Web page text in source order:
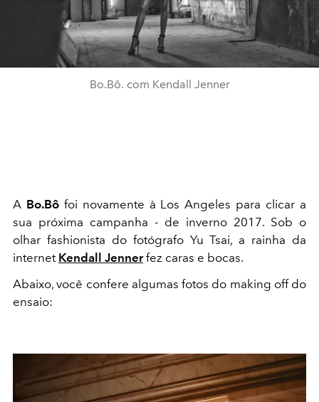
Bo.Bô. com Kendall Jenner
A Bo.Bôfoi novamente à Los Angeles para clicar a
sua próxima campanha - de inverno 2017. Sob o
olhar fashionista do fotógrafo Yu Tsai, a rainha da
internet Kendall Jennerfez caras e bocas.
Abaixo, você confere algumas fotos do making off do
ensaio: